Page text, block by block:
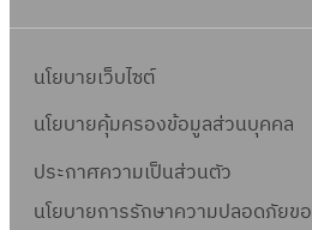
นโยบายเว็บไซต์
นโยบายคุ้มครองข้อมูลส่วนบุคคล
ประกาศความเป็นส่วนตัว
นโยบายการรักษาความปลอดภัยขอ